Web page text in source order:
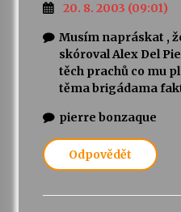
20. 8. 2003 (09:01)
Musím napráskat ,
skóroval Alex Del
těch prachů co mu
těma brigádama
pierre bonzaque
Odpovědět